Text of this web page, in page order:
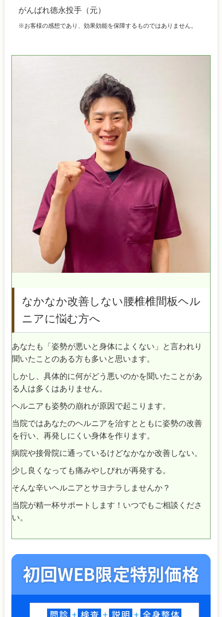
がんばれ徳永投手（元）
※お客様の感想であり、効果効能を保障するものではありません。
なかなか改善しない腰椎椎間板ヘル
ニアに悩む方へ
あなたも「姿勢が悪いと身体によくない」と言われり
聞いたことのある方も多いと思います。
しかし、具体的に何がどう悪いのかを聞いたことがあ
る人は多くはありません。
ヘルニアも姿勢の崩れが原因で起こります。
当院ではあなたのヘルニアを治すとともに姿勢の改善
を行い、再発しにくい身体を作ります。
病院や接骨院に通っているけどなかなか改善しない。
少し良くなっても痛みやしびれが再発する。
そんな辛いヘルニアとサヨナラしませんか？
当院が精一杯サポートします！いつでもご相談くださ
い。